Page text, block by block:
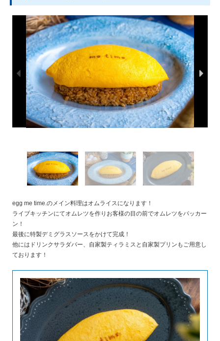
egg me time.のメイン料理はオムライスになります！
ライブキッチンにてオムレツを作りお客様の目の前でオムレツをパッカー
ン！
最後に特製デミグラスソースをかけて完成！
他にはドリンクサラダバー、自家製ティラミスと自家製プリンもご用意し
ております！